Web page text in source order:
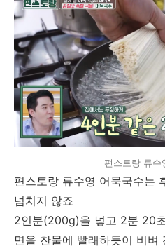
편스토랑 류수
편스토랑 류수영 어묵국수는
넘치지 않죠
2인분(200g)을 넣고 2분 20
면을 찬물에 빨래하듯이 비벼